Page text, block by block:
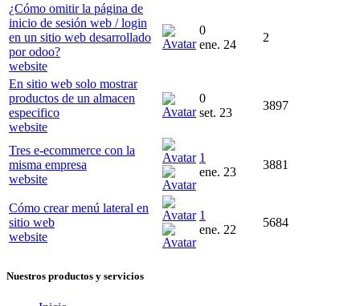
¿Cómo omitir la página de
inicio de sesión web / login
en un sitio web desarrollado
por odoo?
website
0
ene. 24
2
En sitio web solo mostrar
productos de un almacen
especifico
website
0
set. 23
3897
Tres e-ecommerce con la
misma empresa
website
1
ene. 23
3881
Cómo crear menú lateral en
sitio web
website
1
ene. 22
5684
Nuestros productos y servicios